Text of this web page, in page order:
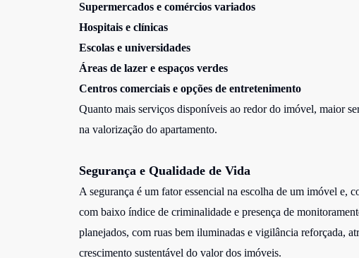
Supermercados e comércios variados
Hospitais e clínicas
Escolas e universidades
Áreas de lazer e espaços verdes
Centros comerciais e opções de entretenimento
Quanto mais serviços disponíveis ao redor do imóvel, maior
na valorização do apartamento.
Segurança e Qualidade de Vida
A segurança é um fator essencial na escolha de um imóvel e,
com baixo índice de criminalidade e presença de
planejados, com ruas bem iluminadas e vigilância reforçada,
crescimento sustentável do valor dos imóveis.